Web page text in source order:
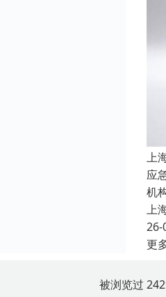
上
应
机
上
26-
更
被浏览过